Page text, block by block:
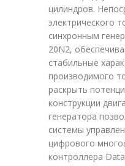
цилиндров.
электрического
синхронным
20N2,
стабильные
производимого
раскрыть
конструкции
генератора
системы
цифрового
контроллера